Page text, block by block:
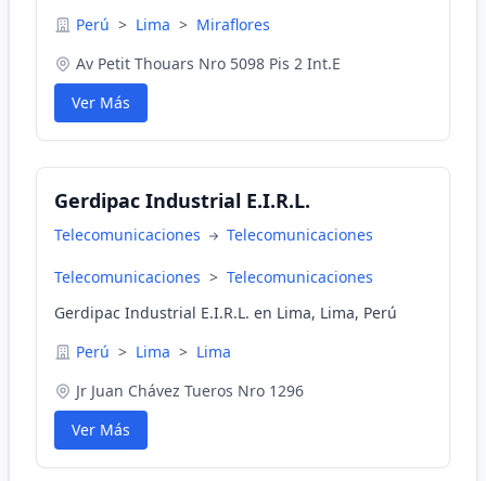
Perú > Lima > Miraflores
Av Petit Thouars Nro 5098 Pis 2 Int.E
Ver Más
Gerdipac Industrial E.I.R.L.
Telecomunicaciones Telecomunicaciones
Telecomunicaciones > Telecomunicaciones
Gerdipac Industrial E.I.R.L. en Lima, Lima, Perú
Perú > Lima > Lima
Jr Juan Chávez Tueros Nro 1296
Ver Más